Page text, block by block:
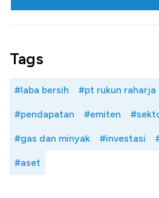
Tags
#laba bersih #pt rukun raharja
#pendapatan #emiten
#gas dan minyak #investasi
#aset